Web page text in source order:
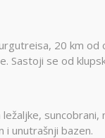
20 km
Sastoji se od
suncobrani,
i unutrašnji bazen.